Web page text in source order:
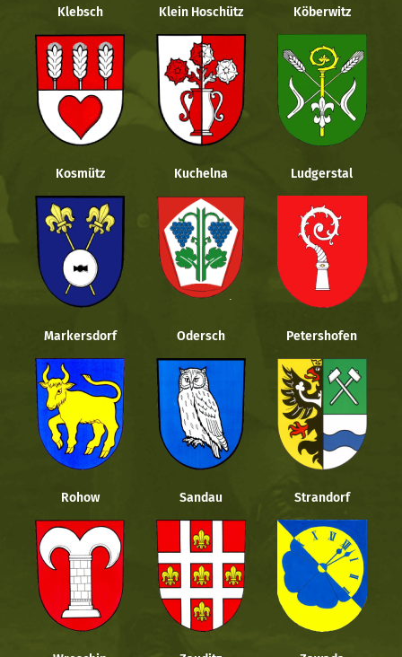
Klebsch Klein Hoschütz Köberwitz
Kosmütz Kuchelna Ludgerstal
Markersdorf Odersch Petershofen
Rohow Sandau Strandorf